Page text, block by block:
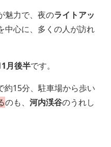
魅力で、夜のライトアッ
中心に、多くの人が訪れ
月後半です。
約15分、駐車場から歩い
のも、 河内渓谷のうれし